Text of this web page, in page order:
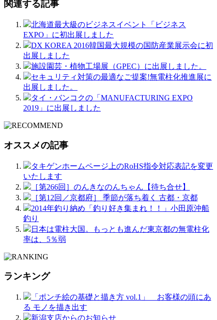
関連する記事
北海道最大級のビジネスイベント「ビジネス
EXPO」に初出展しました
DX KOREA 2016韓国最大規模の国防産業展示会に初
出展しました
施設園芸・植物工場展（GPEC）に出展しました。
セキュリティ対策の最適なご提案!無電柱化推進展に
出展しました。
タイ・バンコクの「MANUFACTURING EXPO
2019」に出展しました
オススメの記事
タキゲンホームページ上のRoHS指令対応表記を変更
いたします
［第266回］のんきなのんちゃん【待ち合せ】
［第12回／京都府］ 季節が落ち着く 古都・京都
2014年釣り納め「釣り好き集まれ！！」小田原沖船
釣り
日本は電柱大国。もっとも進んだ東京都の無電柱化
率は、5％弱
ランキング
「ポンチ絵の基礎と描き方 vol.1」 お客様の頭にあ
る モノを描き出す
新潟支店からのお知らせ